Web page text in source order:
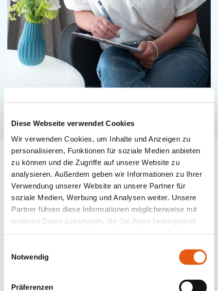
Diese Webseite verwendet Cookies
Wir verwenden Cookies, um Inhalte und Anzeigen zu
personalisieren, Funktionen für soziale Medien anbieten
zu können und die Zugriffe auf unsere Website zu
analysieren. Außerdem geben wir Informationen zu Ihrer
Verwendung unserer Website an unsere Partner für
soziale Medien, Werbung und Analysen weiter. Unsere
Partner führen diese Informationen möglicherweise mit
weiteren Daten zusammen, die Sie ihnen bereitgestellt
Notwendig
Präferenzen
Finde den Hamburger Coach,
der perfekt zu Dir passt.
Ob direktin Hamburg vor Ort oder flexibel
mit seiner Persönlichkeit und
Branchenerfahrung zu Dir passt.
Nutze denCoach-Filter